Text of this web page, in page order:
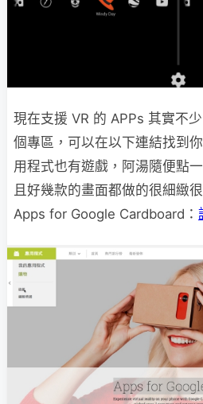
現在支援 VR 的 APPs 其實不
個專區，可以在以下連結找到
用程式也有遊戲，阿湯隨便點
且好幾款的畫面都做的很細緻很
Apps for Google Cardboard：